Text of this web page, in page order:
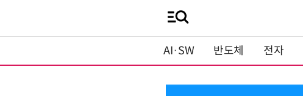
AI·SW 반도체 전자